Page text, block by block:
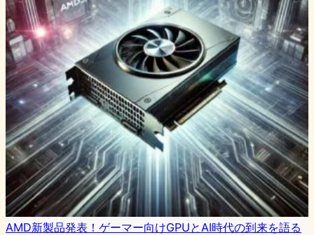
AMD新製品発表！ゲーマー向けGPUとAI時代の到来を語る